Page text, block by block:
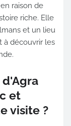
raison de
riche. Elle
et un lieu
à découvrir les
d'Agra
et
visite ?